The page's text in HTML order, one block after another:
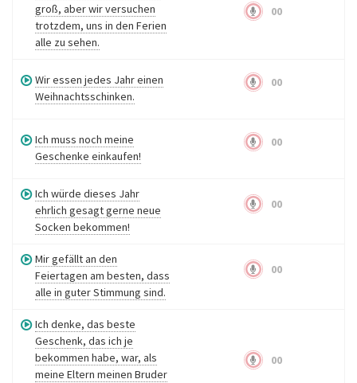
groß, aber wir versuchen
trotzdem, uns in den Ferien
alle zu sehen.
00
Wir essen jedes Jahr einen
Weihnachtsschinken.
00
Ich muss noch meine
Geschenke einkaufen!
00
Ich würde dieses Jahr
ehrlich gesagt gerne neue
Socken bekommen!
00
Mir gefällt an den
Feiertagen am besten, dass
alle in guter Stimmung sind.
00
Ich denke, das beste
Geschenk, das ich je
bekommen habe, war, als
meine Eltern meinen Bruder
00